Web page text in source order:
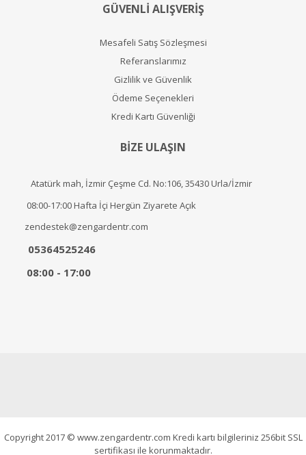
GÜVENLİ ALIŞVERİŞ
Mesafeli Satış Sözleşmesi
Referanslarımız
Gizlilik ve Güvenlik
Ödeme Seçenekleri
Kredi Kartı Güvenliği
BİZE ULAŞIN
Atatürk mah, İzmir Çeşme Cd. No:106, 35430 Urla/İzmir
08:00-17:00 Hafta İçi Hergün Ziyarete Açık
zendestek@zengardentr.com
05364525246
08:00 - 17:00
Copyright 2017 © www.zengardentr.com Kredi kartı bilgileriniz 256bit SSL
sertifikası ile korunmaktadır.